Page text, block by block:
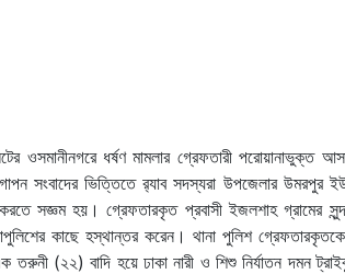
ওসমানীনগরে ধর্ষণ মামলার গ্রেফতারী পরোয়ানাভুক্ত
সংবাদের ভিত্তিতে র‌্যাব সদস্যরা উপজেলার উমরপুর
সজ্ঞম হয়। গ্রেফতারকৃত প্রবাসী ইজলশাহ গ্রামের
কাছে হস্থান্তর করেন। থানা পুলিশ
(২২) বাদি হয়ে ঢাকা নারী ও শিশু নির্যাতন দমন